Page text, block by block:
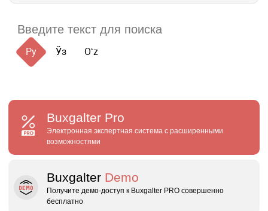
Ру Ўз Oʻz
Buxgalter Pro
Электронная экспертная система с расширенными
возможностями
Buxgalter Demo
Получите демо‑доступ к Buxgalter PRO совершенно
бесплатно